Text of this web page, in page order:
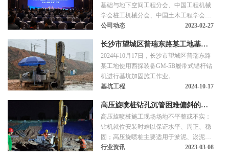
基础与地下空间工程分会、中国工程机械
学会桩工机械分会、中国土木工程学会土
力学及岩土工程分会桩基础专业委员会、
的“第十二届深基础工程发展论坛”，在云
南·昆明·花之城酒店举办，深基础领域学
界、业界的同仁再次聚首，共襄盛举！深
基础工程发展论坛（AFDF）已先后于
2011（威海）、2012（重庆）、2013（西
公司动态 2023-02-27
长沙市望城区普瑞东路某工地基坑
加固施工
2024年10月17日，长沙市望城区普瑞东路
某工地使用西探装备GM-5B履带式锚杆钻
机进行基坑加固施工作业。
基坑工程
2024-10-17
高压旋喷桩钻孔沉管困难偏斜的原
因及预防
高压旋喷桩施工现场场地不平整或不实：
钻机就位安装时难以保证水平、周正、稳
固；高压旋喷桩主要适用于淤泥、淤泥质
土、粘性土及人工回填土等地基土处理，
行业资讯 2023-03-08